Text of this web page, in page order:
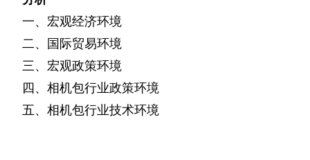
一、宏观经济环境
二、国际贸易环境
三、宏观政策环境
四、相机包行业政策环境
五、相机包行业技术环境